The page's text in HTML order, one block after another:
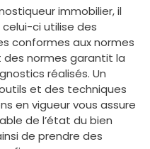
immobilier, il
ci utilise des
conformes aux normes
des normes garantit la
réalisés. Un
et des techniques
en vigueur vous assure
de l’état du bien
de prendre des